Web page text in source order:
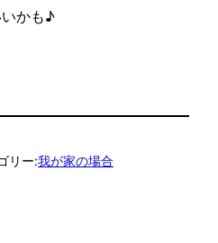
かも♪
リー:我が家の場合